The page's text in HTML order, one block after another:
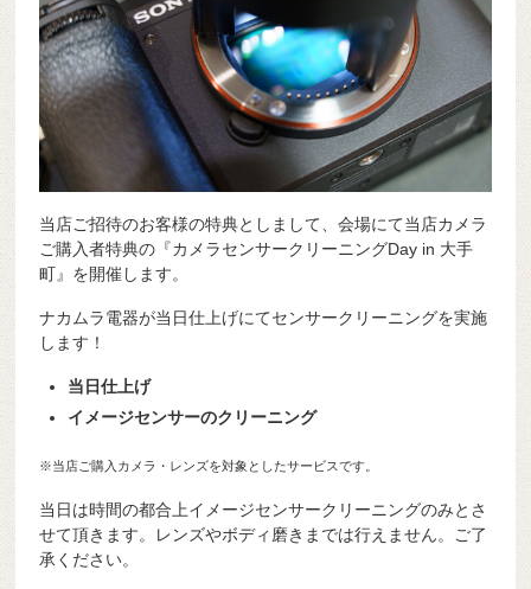
当店ご招待のお客様の特典としまして、会場にて当店カメラ
ご購入者特典の『カメラセンサークリーニングDay in 大手
町』を開催します。
ナカムラ電器が当日仕上げにてセンサークリーニングを実施
します！
当日仕上げ
イメージセンサーのクリーニング
※当店ご購入カメラ・レンズを対象としたサービスです。
当日は時間の都合上イメージセンサークリーニングのみとさ
せて頂きます。レンズやボディ磨きまでは行えません。ご了
承ください。